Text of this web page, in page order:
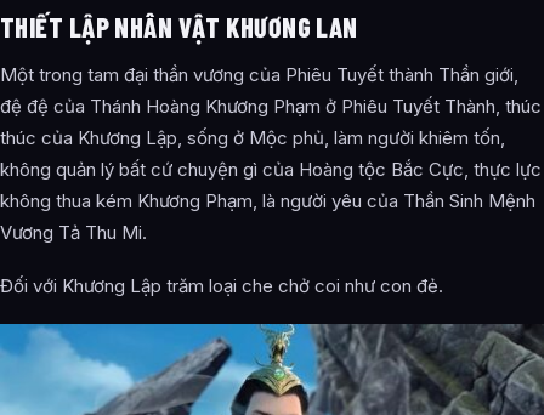
THIẾT LẬP NHÂN VẬT KHƯƠNG LAN
Một trong tam đại thần vương của Phiêu Tuyết thành Thần giới,
đệ đệ của Thánh Hoàng Khương Phạm ở Phiêu Tuyết Thành, thúc
thúc của Khương Lập, sống ở Mộc phủ, làm người khiêm tốn,
không quản lý bất cứ chuyện gì của Hoàng tộc Bắc Cực, thực lực
không thua kém Khương Phạm, là người yêu của Thần Sinh Mệnh
Vương Tả Thu Mi.
Đối với Khương Lập trăm loại che chở coi như con đẻ.